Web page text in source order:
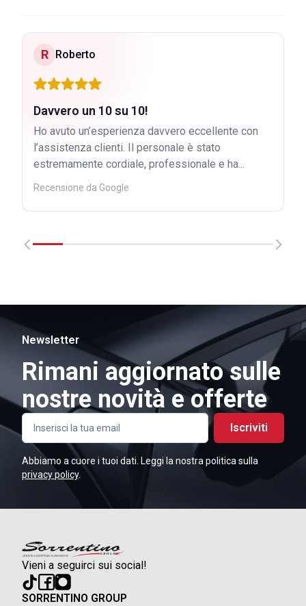
R Roberto
Davvero un 10 su 10!
Ho avuto un’esperienza davvero eccellente con
l’assistenza clienti. Il personale è stato
estremamente cordiale, professionale e ha...
Recensione da Google
Newsletter
Rimani aggiornato sulle
nostre novità e offerte
Iscriviti
Abbiamo a cuore i tuoi dati. Leggi la nostra politica sulla
privacy policy.
Vieni a seguirci sui social!
SORRENTINO GROUP